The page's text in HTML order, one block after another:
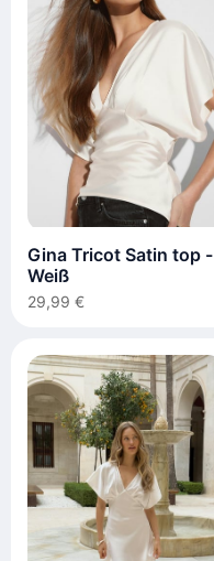
Gina Tricot Satin top -
Weiß
29,99 €